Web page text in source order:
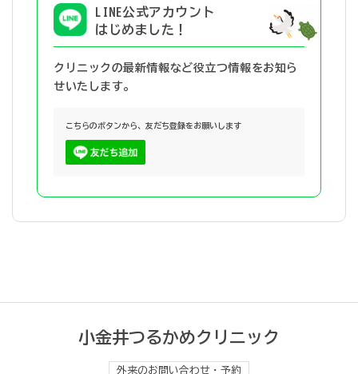
LINE公式アカウント
はじめました！
クリニックの最新情報など役立つ情報をお知ら
せいたします。
こちらのボタンから、友だち登録をお願いします
小金井つるかめクリニック
外来のお問い合わせ・予約